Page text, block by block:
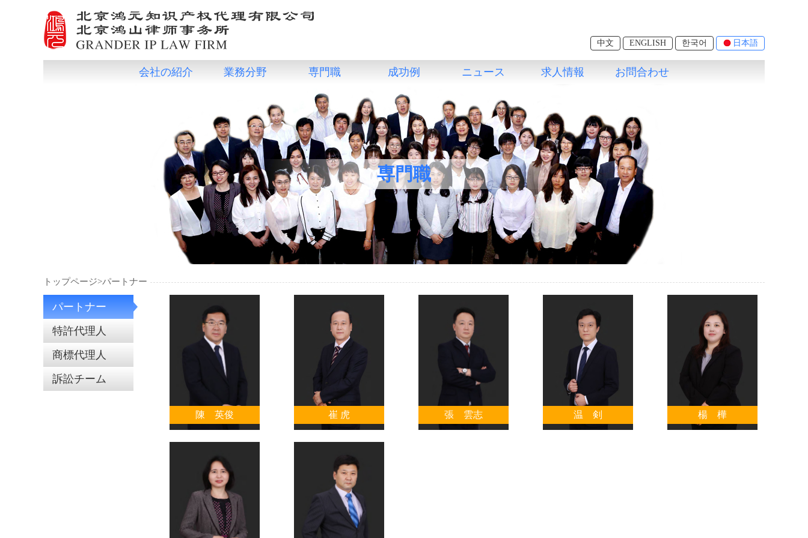
中文 ENGLISH 한국어 日本語
会社の紹介 業務分野 専門職 成功例 ニュース 求人情報 お問合わせ
専門職
トップページ>パートナー
パートナー
特許代理人
商標代理人
訴訟チーム
陳 英俊 崔 虎 張 雲志 温 剣 楊 樺